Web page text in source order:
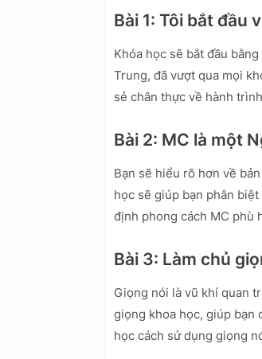
Bài 1: Tôi bắt đầu
Khóa học sẽ bắt đầu
Trung, đã vượt qua mọi
sẻ chân thực về hành
Bài 2: MC là một
Bạn sẽ hiểu rõ hơn về
học sẽ giúp bạn phân
định phong cách MC phù
Bài 3: Làm chủ
Giọng nói là vũ khí quan
giọng khoa học, giúp bạn
học cách sử dụng giọng